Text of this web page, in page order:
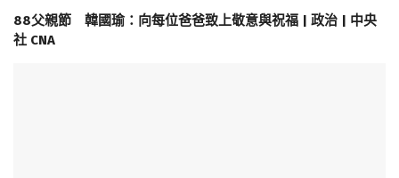
88父親節 韓國瑜：向每位爸爸致上敬意與祝福 | 政治 | 中央
社 CNA